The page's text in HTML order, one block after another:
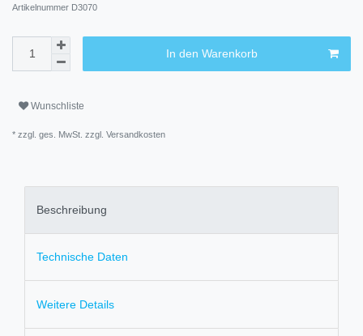
Artikelnummer D3070
In den Warenkorb
Wunschliste
* zzgl. ges. MwSt. zzgl. Versandkosten
Beschreibung
Technische Daten
Weitere Details